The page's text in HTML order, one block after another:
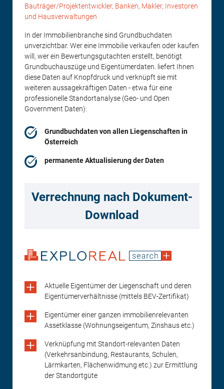
Bauträger/Projektentwickler, Banken, Makler, Investoren
und Hausverwaltungen
In der Immobilienbranche sind Grundbuchdaten
unverzichtbar. Wer eine Immobilie verkaufen oder kaufen
will, wer ein Bewertungsgutachten erstellt, benötigt
Grundbuchauszüge und Eigentümerdaten. liefert Ihnen
diese Daten auf Knopfdruck und verknüpft sie mit
weiteren aussagekräftigen Daten - etwa für eine
professionelle Standortanalyse (Geo- und Open
Government Daten):
Grundbuchdaten von allen Liegenschaften in
Österreich
permanente Aktualisierung der Daten
Verrechnung nach Dokument-
Download
Aktuelle Eigentümer der Liegenschaft und deren
Eigentümerverhältnisse (mittels BEV-Zertifikat)
Eigentümer einer ganzen immobilienrelevanten
Assetklasse (Wohnungseigentum, Zinshaus etc.)
Verknüpfung mit Standort-relevanten Daten
(Verkehrsanbindung, Restaurants, Schulen,
Lärmkarten, Flächenwidmung etc.) zur Ermittlung
der Standortgüte